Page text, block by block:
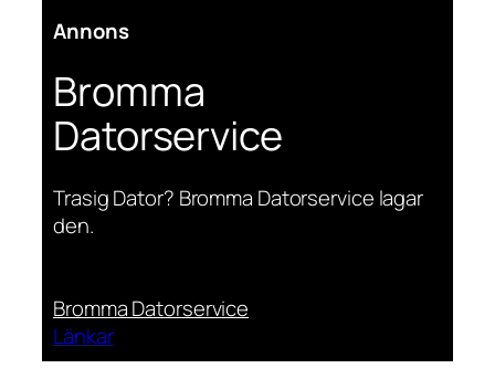
Annons
Bromma
Datorservice
Trasig Dator? Bromma Datorservice lagar
den.
Bromma Datorservice
Länkar